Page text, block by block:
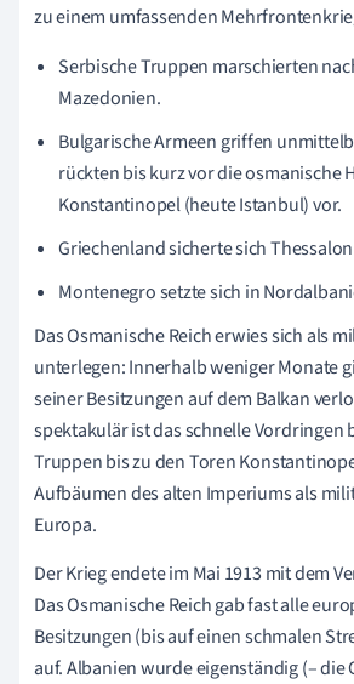
zu einem umfassenden
Serbische Truppen marschierten
Mazedonien.
Bulgarische Armeen griffen
rückten bis kurz vor die osmanische
Konstantinopel (heute Istanbul) vor.
Griechenland sicherte sich
Montenegro setzte sich in
Das Osmanische Reich erwies sich als
unterlegen: Innerhalb weniger Monate
seiner Besitzungen auf dem Balkan
spektakulär ist das schnelle Vordringen
Truppen bis zu den Toren
Aufbäumen des alten Imperiums als
Europa.
Der Krieg endete im Mai 1913 mit dem
Das Osmanische Reich gab fast alle
Besitzungen (bis auf einen schmalen
auf. Albanien wurde eigenständig (– die